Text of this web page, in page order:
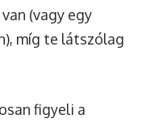
(vagy egy
míg te látszólag
figyeli a